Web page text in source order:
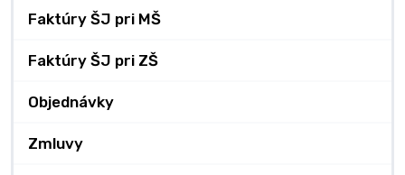
Faktúry ŠJ pri MŠ
Faktúry ŠJ pri ZŠ
Objednávky
Zmluvy